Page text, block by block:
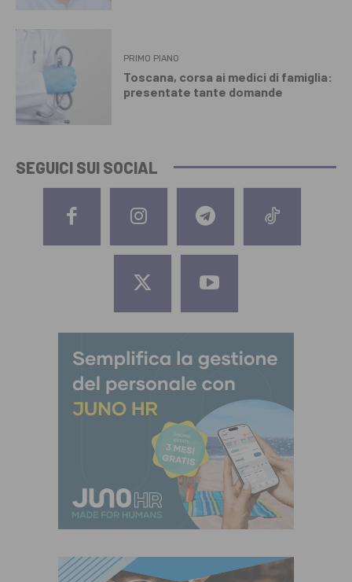
PRIMO PIANO
Toscana, corsa ai medici di famiglia:
presentate tante domande
SEGUICI SUI SOCIAL